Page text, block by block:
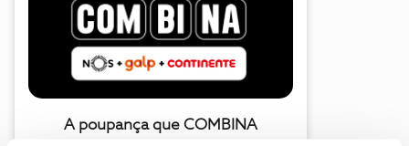
A poupança que COMBINA